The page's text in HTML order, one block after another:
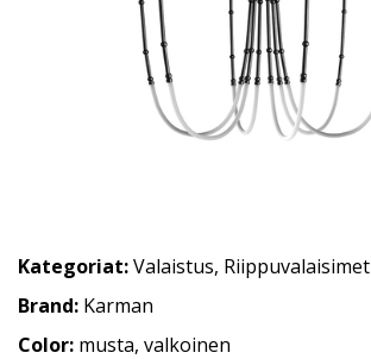
Kategoriat:Valaistus, Riippuvalaisimet
Brand: Karman
Color: musta, valkoinen